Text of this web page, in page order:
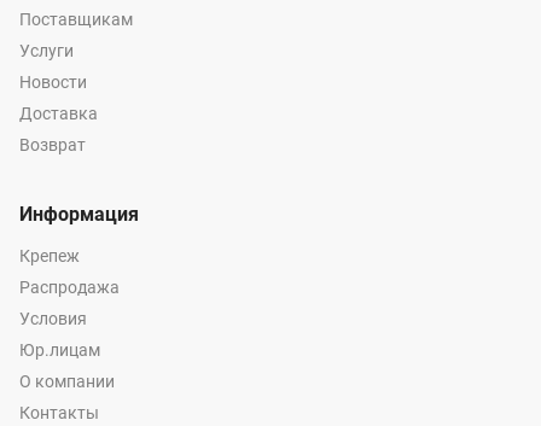
Поставщикам
Услуги
Новости
Доставка
Возврат
Информация
Крепеж
Распродажа
Условия
Юр.лицам
О компании
Контакты